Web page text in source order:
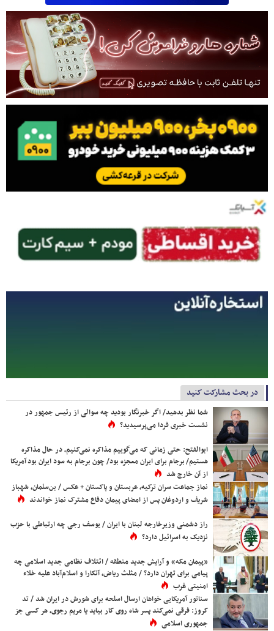
در بحث مشارکت کنید
شما نظر بدهید/ اگر خبرنگار بودید چه سوالی از رئیس جمهور در
نشست خبری فردا می‌پرسیدید؟
ابوالفتح: حتی زمانی که می‌گوییم مذاکره نمی‌کنیم، در حال مذاکره
هستیم/ برجام برای ایران معجزه بود/ چون برجام به سود ایران بود آمریکا
از آن خارج شد
نماز جماعت سران ترکیه، عربستان و پاکستان + عکس / بن‌سلمان، شهباز
شریف و اردوغان پس از امضای پیمان دفاع مشترک نماز خواندند
راز دشمنی وزیرخارجه لبنان با ایران / یوسف رجی چه ارتباطی با حزب
نزدیک به اسرائیل دارد؟
«پیمان مکه» و آرایش جدید منطقه / ائتلاف نظامی جدید اسلامی چه
پیامی برای تهران دارد؟ / مثلث ریاض، آنکارا و اسلام‌آباد علیه خلاء
امنیتی غرب
سناتور آمریکایی خواهان ارسال اسلحه برای شورش در ایران شد / تد
کروز: فرقی نمی‌کند پسر شاه روی کار بیاید یا مریم رجوی، هر کسی جز
جمهوری اسلامی